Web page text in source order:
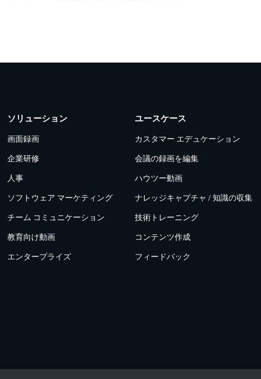
ソリューション
画面録画
企業研修
人事
ソフトウェア マーケティング
チーム コミュニケーション
教育向け動画
エンタープライズ
ユースケース
カスタマー エデュケーション
会議の録画を編集
ハウツー動画
ナレッジキャプチャ / 知識の収集
技術トレーニング
コンテンツ作成
フィードバック